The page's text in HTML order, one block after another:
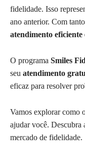
fidelidade. Isso
ano anterior. Com
atendimento eficiente
O programa Smiles
seu atendimento
eficaz para resolver
Vamos explorar como
ajudar você. Descubra
mercado de fidelidade.